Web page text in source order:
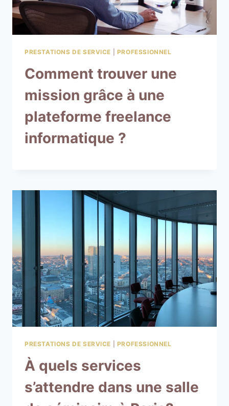
PRESTATIONS DE SERVICE PROFESSIONNEL
Comment trouver une
mission grâce à une
plateforme freelance
informatique ?
PRESTATIONS DE SERVICE PROFESSIONNEL
À quels services
s’attendre dans une salle